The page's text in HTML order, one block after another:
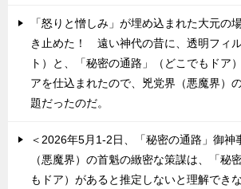
「怒りと憎しみ」が埋め込まれた大元の
き止めた！ 遠い神代の昔に、透明フィ
ト）と、「秘密の通路」（どこでもドア
アを仕込まれたので、兇党界（悪魔界）
題だったのだ。
＜2026年5月1-2日、「秘密の通路」御神
（悪魔界）の首魁の緻密な策謀は、「秘
もドア）があると推定しないと理解でき